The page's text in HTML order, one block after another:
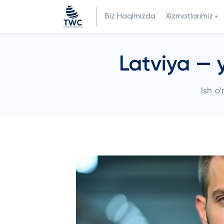
Biz Haqimizda Xizmatlarimiz
Latviya —
Ish